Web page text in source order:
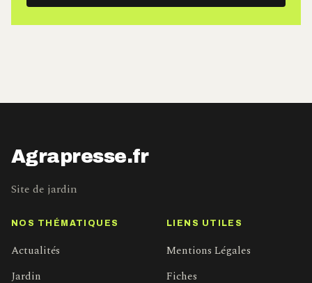
mail
Agrapresse.fr
Site de jardin
NOS THÉMATIQUES
Actualités
Jardin
LIENS UTILES
Mentions Légales
Fiches